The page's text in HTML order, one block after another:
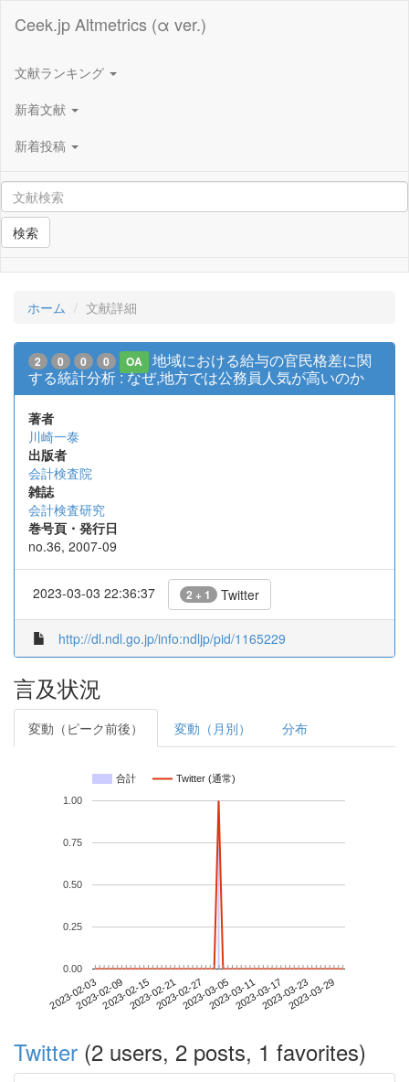
Ceek.jp Altmetrics (α ver.)
文献ランキング
新着文献
新着投稿
検索
ホーム 文献詳細
2 0 0 0 OA
地域における給与の官民格差に関
する統計分析 : なぜ,地方では公務員人気が高いのか
著者
川崎一泰
出版者
会計検査院
雑誌
会計検査研究
巻号頁・発行日
no.36, 2007-09
2023-03-03 22:36:37 2 + 1 Twitter
http://dl.ndl.go.jp/info:ndljp/pid/1165229
言及状況
変動（ピーク前後） 変動（月別） 分布
合計 Twitter (通常)
2023-02-032023-02-092023-02-152023-02-212023-02-272023-03-052023-03-112023-03-172023-03-232023-03-29
0.00
0.25
0.50
0.75
1.00
Twitter (2 users, 2 posts, 1 favorites)